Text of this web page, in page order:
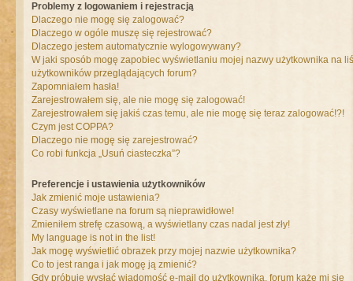
Problemy z logowaniem i rejestracją
Dlaczego nie mogę się zalogować?
Dlaczego w ogóle muszę się rejestrować?
Dlaczego jestem automatycznie wylogowywany?
W jaki sposób mogę zapobiec wyświetlaniu mojej nazwy użytkownika na
użytkowników przeglądających forum?
Zapomniałem hasła!
Zarejestrowałem się, ale nie mogę się zalogować!
Zarejestrowałem się jakiś czas temu, ale nie mogę się teraz zalogować!?!
Czym jest COPPA?
Dlaczego nie mogę się zarejestrować?
Co robi funkcja „Usuń ciasteczka”?
Preferencje i ustawienia użytkowników
Jak zmienić moje ustawienia?
Czasy wyświetlane na forum są nieprawidłowe!
Zmieniłem strefę czasową, a wyświetlany czas nadal jest zły!
My language is not in the list!
Jak mogę wyświetlić obrazek przy mojej nazwie użytkownika?
Co to jest ranga i jak mogę ją zmienić?
Gdy próbuję wysłać wiadomość e-mail do użytkownika, forum każe mi się